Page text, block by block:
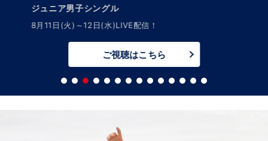
ジュニア男子シングル
8月11日(火)～12日(水)LIVE配信！
ご視聴はこちら